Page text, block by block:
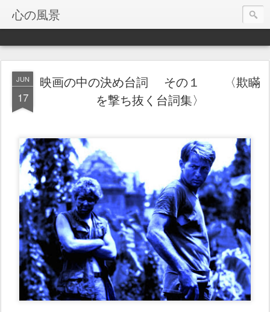
心の風景
JUN
17
映画の中の決め台詞 その１ 〈欺瞞
を撃ち抜く台詞集〉